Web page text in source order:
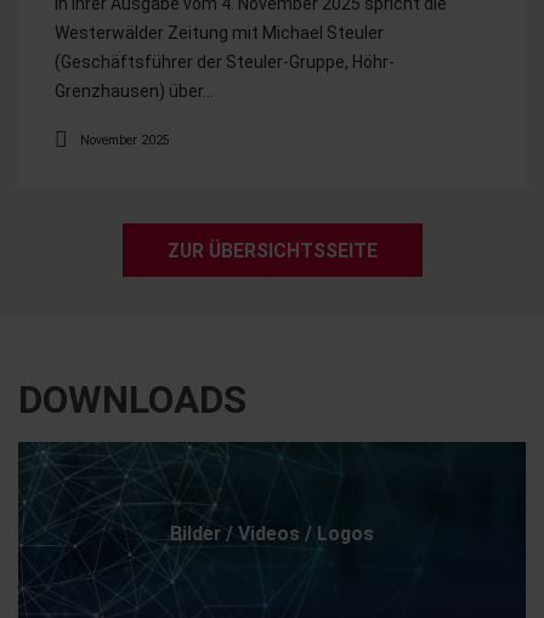
In ihrer Ausgabe vom 4. November 2025 spricht die
Westerwälder Zeitung mit Michael Steuler
(Geschäftsführer der Steuler-Gruppe, Höhr-
Grenzhausen) über…
November 2025
ZUR ÜBERSICHTSSEITE
DOWNLOADS
Bilder / Videos / Logos